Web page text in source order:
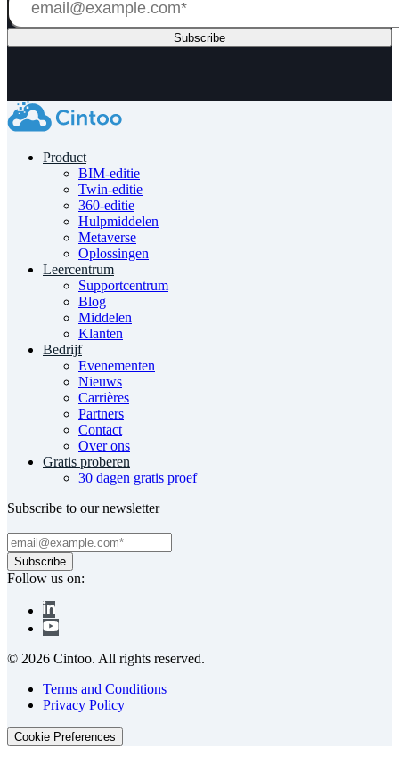
Product
BIM-editie
Twin-editie
360-editie
Hulpmiddelen
Metaverse
Oplossingen
Leercentrum
Supportcentrum
Blog
Middelen
Klanten
Bedrijf
Evenementen
Nieuws
Carrières
Partners
Contact
Over ons
Gratis proberen
30 dagen gratis proef
Subscribe to our newsletter
Follow us on:
© 2026 Cintoo. All rights reserved.
Terms and Conditions
Privacy Policy
Cookie Preferences